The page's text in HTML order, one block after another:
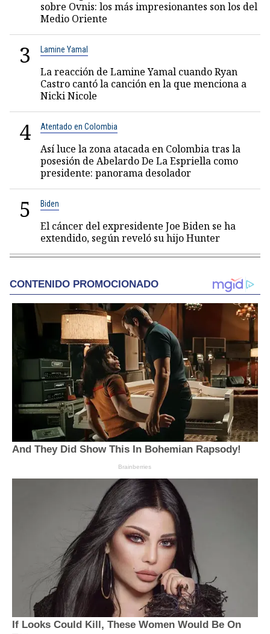
sobre Ovnis: los más impresionantes son los del
Medio Oriente
3 Lamine Yamal
La reacción de Lamine Yamal cuando Ryan
Castro cantó la canción en la que menciona a
Nicki Nicole
4 Atentado en Colombia
Así luce la zona atacada en Colombia tras la
posesión de Abelardo De La Espriella como
presidente: panorama desolador
5 Biden
El cáncer del expresidente Joe Biden se ha
extendido, según reveló su hijo Hunter